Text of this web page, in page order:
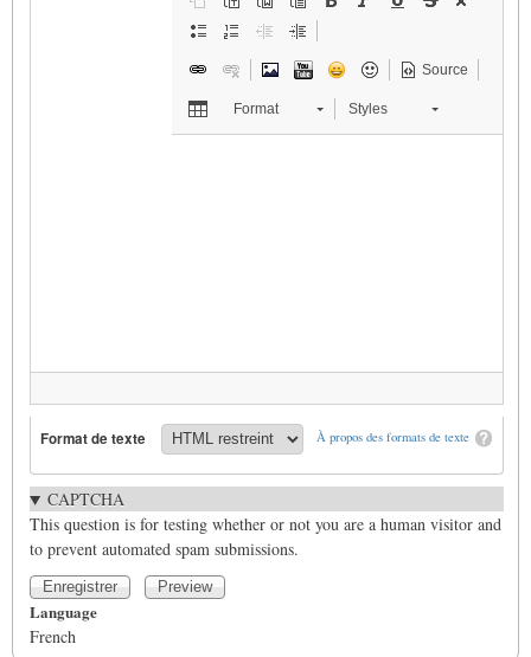
Source
Format Styles
À propos des formats de texte
Format de texte
CAPTCHA
This question is for testing whether or not you are a human visitor and
to prevent automated spam submissions.
Language
French